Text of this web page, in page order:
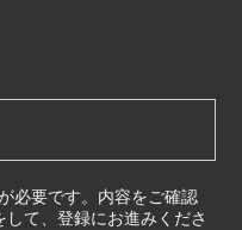
必要です。内容をご確認
て、登録にお進みくださ